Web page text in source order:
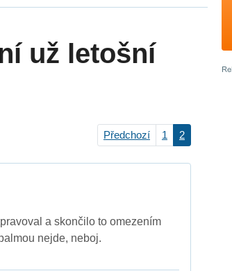
už letošní
Předchozí 1 2
a skončilo to omezením
nejde, neboj.